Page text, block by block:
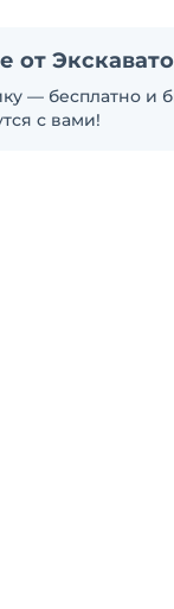
от
— бесплатно и
с вами!